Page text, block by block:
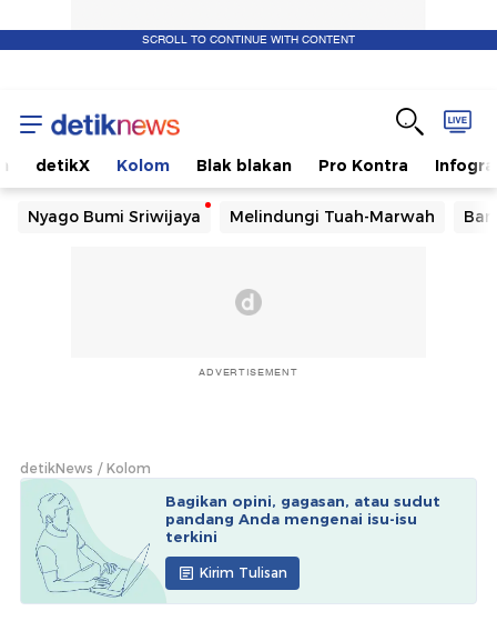
SCROLL TO CONTINUE WITH CONTENT
detikX Kolom Blak blakan Pro Kontra
Nyago Bumi Sriwijaya Melindungi Tuah-Marwah
ADVERTISEMENT
detikNews Kolom
Bagikan opini, gagasan, atau sudut
pandang Anda mengenai isu-isu
terkini
Kirim Tulisan